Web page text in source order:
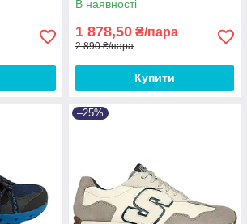
В наявності
1 878,50 ₴/пара
2 890 ₴/пара
Купити
–25%